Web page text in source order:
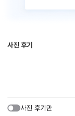
사진 후기
사진 후기만